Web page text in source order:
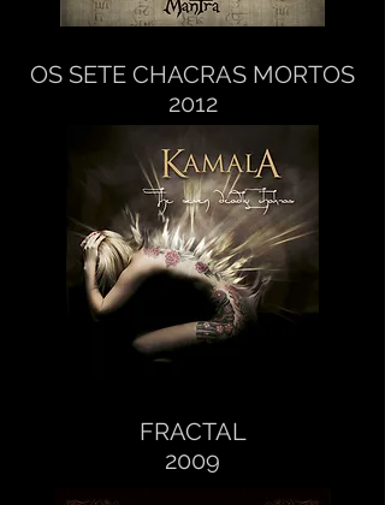
OS SETE CHACRAS MORTOS
2012
FRACTAL
2009